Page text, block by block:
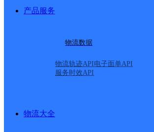
产品服务
物流数据
物流轨迹API电子面单API
服务时效API
物流大全
盼盼文具店对面
派送范围:详情
交口县
圆通速递